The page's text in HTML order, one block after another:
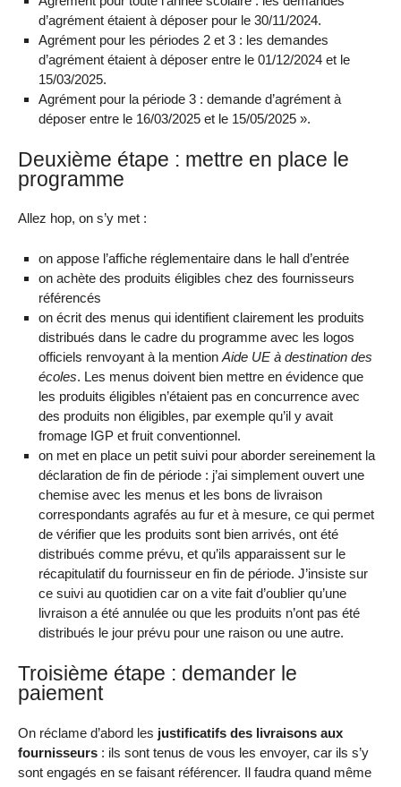
d’agrément étaient à déposer pour le 30/11/2024.
Agrément pour les périodes 2 et 3 : les demandes
d’agrément étaient à déposer entre le 01/12/2024 et le
15/03/2025.
Agrément pour la période 3 : demande d’agrément à
déposer entre le 16/03/2025 et le 15/05/2025 ».
Deuxième étape : mettre en place le
programme
Allez hop, on s’y met :
on appose l’affiche réglementaire dans le hall d’entrée
on achète des produits éligibles chez des fournisseurs
référencés
on écrit des menus qui identifient clairement les produits
distribués dans le cadre du programme avec les logos
officiels renvoyant à la mention Aide UE à destination des
écoles. Les menus doivent bien mettre en évidence que
les produits éligibles n’étaient pas en concurrence avec
des produits non éligibles, par exemple qu’il y avait
fromage IGP et fruit conventionnel.
on met en place un petit suivi pour aborder sereinement la
déclaration de fin de période : j’ai simplement ouvert une
chemise avec les menus et les bons de livraison
correspondants agrafés au fur et à mesure, ce qui permet
de vérifier que les produits sont bien arrivés, ont été
distribués comme prévu, et qu’ils apparaissent sur le
récapitulatif du fournisseur en fin de période. J’insiste sur
ce suivi au quotidien car on a vite fait d’oublier qu’une
livraison a été annulée ou que les produits n’ont pas été
distribués le jour prévu pour une raison ou une autre.
Troisième étape : demander le
paiement
On réclame d’abord les justificatifs des livraisons aux
fournisseurs : ils sont tenus de vous les envoyer, car ils s’y
sont engagés en se faisant référencer. Il faudra quand même